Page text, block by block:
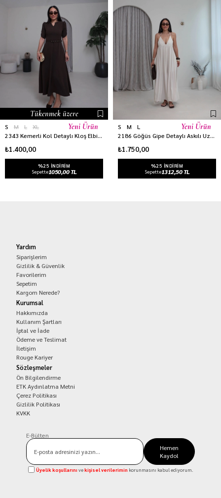
Tükenmek üzere
S M L
XL
2343 Kemerli Kol Detaylı Kloş Elbise KOYU KAHVE
₺1.400,00
%25 INDIRIM
Sepette1050,00 TL
Yeni Ürün S M
L
2186 Göğüs Gipe Detaylı Askılı Uzun Keten Elbise NATURAL
₺1.750,00
%25 INDIRIM
Sepette1312,50 TL
Yeni Ürün
Yardım
Siparişlerim
Gizlilik & Güvenlik
Favorilerim
Sepetim
Kargom Nerede?
Kurumsal
Hakkımızda
Kullanım Şartları
İptal ve İade
Ödeme ve Teslimat
İletişim
Rouge Kariyer
Sözleşmeler
Ön Bilgilendirme
ETK Aydınlatma Metni
Çerez Politikası
Gizlilik Politikası
KVKK
E-Bülten
Hemen
Kaydol
Üyelik koşullarını vekişisel verilerimin korunmasını kabul ediyorum.